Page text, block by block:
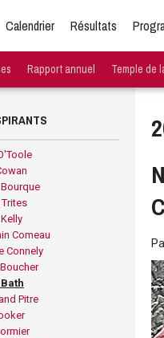
Calendrier Résultats
Rapport annuel Temple de
Trites
Comeau
Connely
Pitre